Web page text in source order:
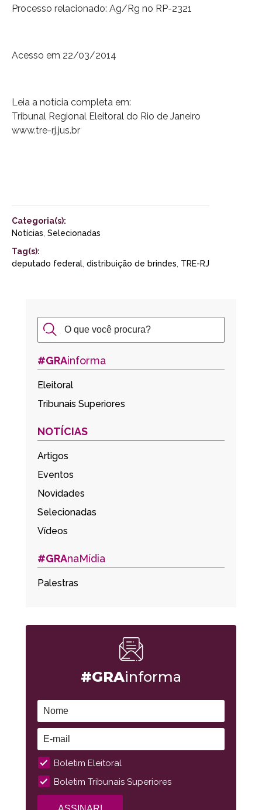
Processo relacionado: Ag/Rg no RP-2321
Acesso em 22/03/2014
Leia a notícia completa em:
Tribunal Regional Eleitoral do Rio de Janeiro
www.tre-rj.jus.br
Categoria(s):
Notícias Selecionadas
Tag(s):
deputado federal distribuição de brindes TRE-RJ
#GRAinforma
Eleitoral
Tribunais Superiores
NOTÍCIAS
Artigos
Eventos
Novidades
Selecionadas
Vídeos
#GRAnaMídia
Palestras
#GRAinforma
Boletim Eleitoral
Boletim Tribunais Superiores